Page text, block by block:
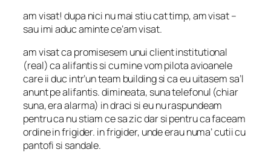
am visat! dupa nici nu mai stiu cat timp, am visat –
sau imi aduc aminte ce’am visat.
am visat ca promisesem unui client institutional
(real) ca alifantis si cu mine vom pilota avioanele
care ii duc intr’un team building si ca eu uitasem sa’l
anunt pe alifantis. dimineata, suna telefonul (chiar
suna, era alarma) in draci si eu nu raspundeam
pentru ca nu stiam ce sa zic dar si pentru ca faceam
ordine in frigider. in frigider, unde erau numa’ cutii cu
pantofi si sandale.